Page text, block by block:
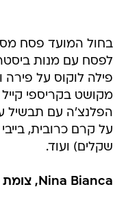
בחול המועד פסח
לפסח עם מנות
פילה לוקוס על פירה
שקלים) ועוד.
Nina Bianca, צומת ביל"ו, 08-9480080